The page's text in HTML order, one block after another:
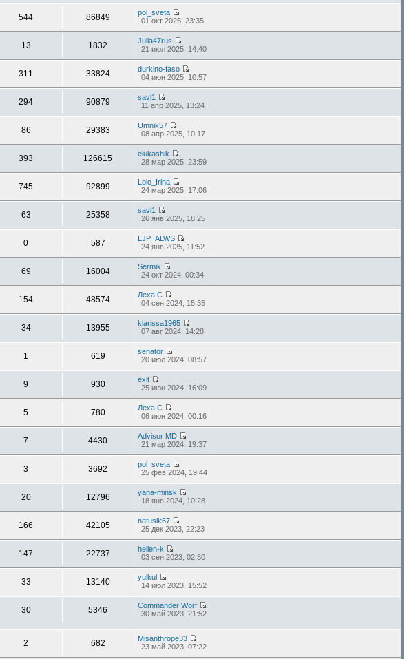
544 86849
pol_sveta
01 окт 2025, 23:35
13 1832
Julia47rus
21 июл 2025, 14:40
311 33824
durkino-faso
04 июн 2025, 10:57
294 90879
savl1
11 апр 2025, 13:24
86 29383
Umnik57
08 апр 2025, 10:17
393 126615
elukashik
28 мар 2025, 23:59
745 92899
Lolo_Irina
24 мар 2025, 17:06
63 25358
savl1
26 янв 2025, 18:25
0 587
LJP_ALWS
24 янв 2025, 11:52
69 16004
Sermik
24 окт 2024, 00:34
154 48574
Леха С
04 сен 2024, 15:35
34 13955
klarissa1965
07 авг 2024, 14:28
1 619
senator
20 июл 2024, 08:57
9 930
exit
25 июн 2024, 16:09
5 780
Леха С
06 июн 2024, 00:16
7 4430
Advisor MD
21 мар 2024, 19:37
3 3692
pol_sveta
25 фев 2024, 19:44
20 12796
yana-minsk
18 янв 2024, 10:28
166 42105
natusik67
25 дек 2023, 22:23
147 22737
hellen-k
03 сен 2023, 02:30
33 13140
yulkul
14 июл 2023, 15:52
30 5346
Commander Worf
30 май 2023, 21:52
2 682
Misanthrope33
23 май 2023, 07:22